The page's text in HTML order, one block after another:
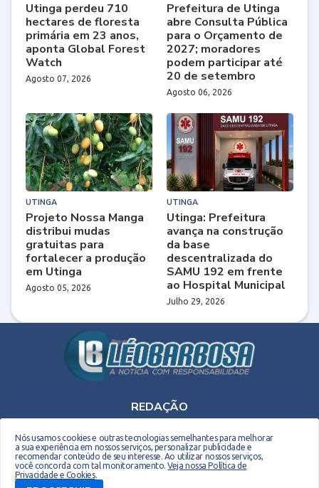
Utinga perdeu 710
hectares de floresta
primária em 23 anos,
aponta Global Forest
Watch
Agosto 07, 2026
Prefeitura de Utinga
abre Consulta Pública
para o Orçamento de
2027; moradores
podem participar até
20 de setembro
Agosto 06, 2026
UTINGA
Projeto Nossa Manga
distribui mudas
gratuitas para
fortalecer a produção
em Utinga
Agosto 05, 2026
UTINGA
Utinga: Prefeitura
avança na construção
da base
descentralizada do
SAMU 192 em frente
ao Hospital Municipal
Julho 29, 2026
REDAÇÃO
Nós usamos cookies e outras tecnologias semelhantes para melhorar
a sua experiência em nossos serviços, personalizar publicidade e
recomendar conteúdo de seu interesse. Ao utilizar nossos serviços,
você concorda com tal monitoramento.Veja nossa Política de
Privacidade e Cookies.